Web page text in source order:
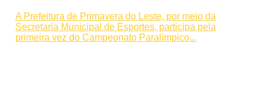
A Prefeitura de Primavera do Leste, por meio da
Secretaria Municipal de Esportes, participa pela
primeira vez do Campeonato Paralímpico...